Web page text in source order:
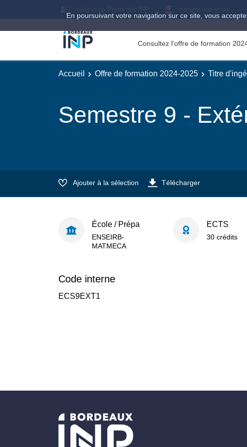
En poursuivant votre navigation sur ce site, vous
Intégrer La Prépa des INP Intégrer une école
Consultez l'offre de formation
Accueil Offre de formation 2024-2025 Titre
Semestre 9 -
Ajouter à la sélection Télécharger
École / Prépa
ENSEIRB-
MATMECA
ECTS
30 crédits
Code interne
ECS9EXT1